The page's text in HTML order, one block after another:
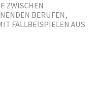
ZWISCHEN
BERUFEN,
FALLBEISPIELEN AUS